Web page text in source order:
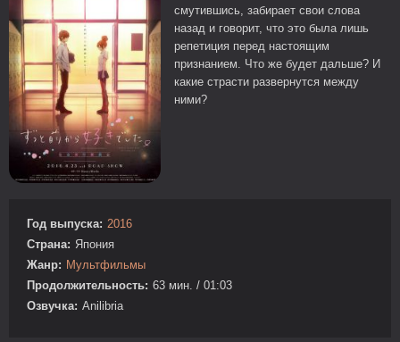
смутившись, забирает свои слова
назад и говорит, что это была лишь
репетиция перед настоящим
признанием. Что же будет дальше? И
какие страсти развернутся между
ними?
Год выпуска: 2016
Страна: Япония
Жанр: Мультфильмы
Продолжительность: 63 мин. / 01:03
Озвучка: Anilibria